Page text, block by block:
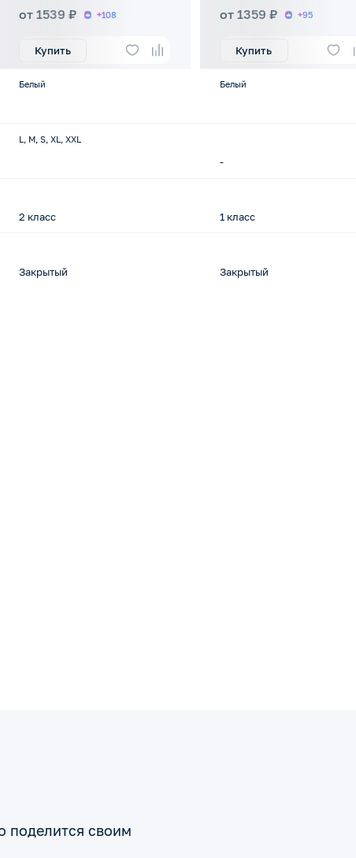
от 1539 ₽ +108
Купить
Белый
L, M, S, XL, XXL
2 класс
Закрытый
от 1359 ₽ +95
Купить
Белый
-
1 класс
Закрытый
поделится своим